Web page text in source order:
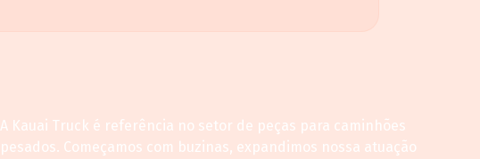
A Kauai Truck é referência no setor de peças para caminhões
pesados. Começamos com buzinas, expandimos nossa atuação